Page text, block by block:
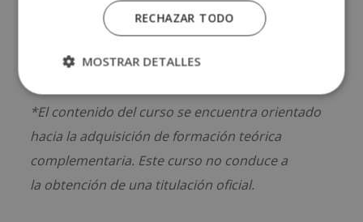
consultar en la web del Ministerio de Educación
y en el Instituto Nacional de Cualificaciones
*El contenido del curso se encuentra orientado
hacia la adquisición de formación teórica
complementaria. Este curso no conduce a
la obtención de una titulación oficial.
RECHAZAR TODO
MOSTRAR DETALLES